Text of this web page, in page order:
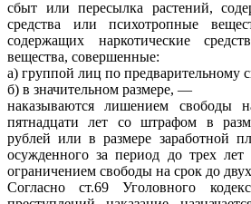
сбыт или пересылка растений,
средства или психотропные
содержащих наркотические
вещества, совершенные:
а) группой лиц по предварительному
б) в значительном размере, —
наказываются лишением свободы
пятнадцати лет со штрафом в
рублей или в размере заработной
осужденного за период до трех
ограничением свободы на срок до
Согласно ст.69 Уголовного